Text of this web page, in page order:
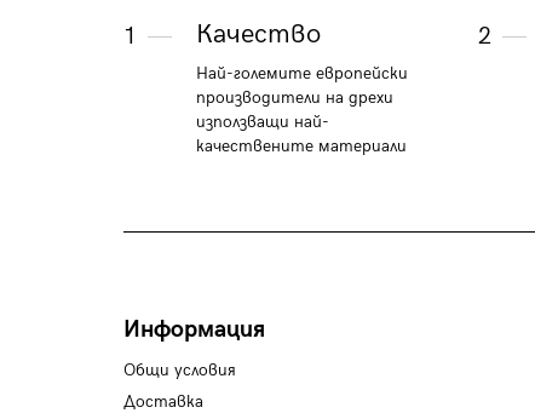
1 Качество
Най-големите европейски
производители на дрехи
използващи най-
качествените материали
2
Информация
Общи условия
Доставка